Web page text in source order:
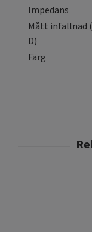
Impedans
Mått infällnad
D)
Färg